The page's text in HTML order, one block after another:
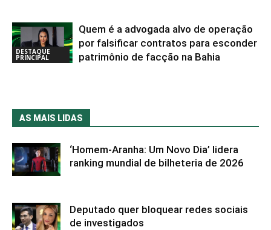
DESTAQUE
PRINCIPAL
Quem é a advogada alvo de operação
por falsificar contratos para esconder
patrimônio de facção na Bahia
AS MAIS LIDAS
‘Homem-Aranha: Um Novo Dia’ lidera
ranking mundial de bilheteria de 2026
Deputado quer bloquear redes sociais
de investigados